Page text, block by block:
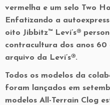
vermelha e um selo Two
Enfatizando a
oito Jibbitz™ Levi’s®
contracultura dos anos 60
arquivo da Levi’s®.
Todos os modelos da
foram lançados em
modelos All-Terrain Clog